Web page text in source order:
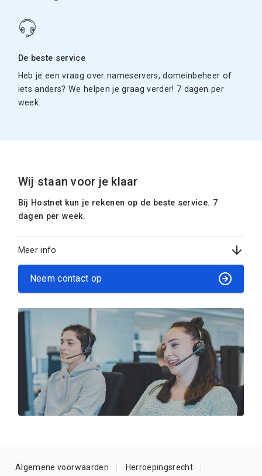
De beste service
Heb je een vraag over nameservers, domeinbeheer of
iets anders? We helpen je graag verder! 7 dagen per
week.
Wij staan voor je klaar
Bij Hostnet kun je rekenen op de beste service. 7
dagen per week.
Meer info
Neem contact op
Algemene voorwaarden Herroepingsrecht